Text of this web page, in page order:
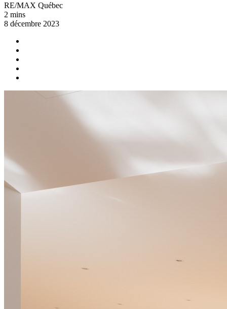
RE/MAX Québec
2 mins
8 décembre 2023